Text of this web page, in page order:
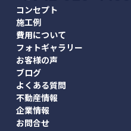
コンセプト
施工例
費用について
フォトギャラリー
お客様の声
ブログ
よくある質問
不動産情報
企業情報
お問合せ